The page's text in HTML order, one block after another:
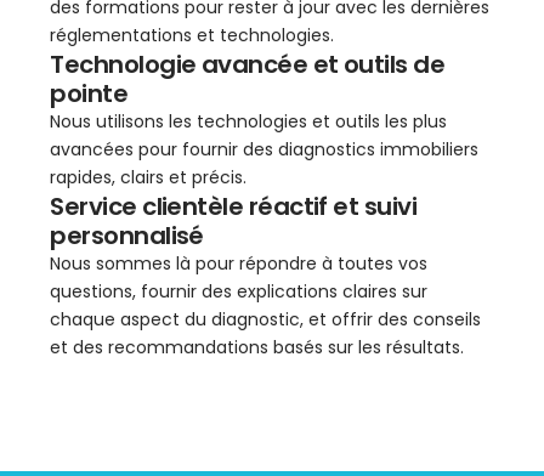
des formations pour rester à jour avec les dernières
réglementations et technologies.
Technologie avancée et outils de
pointe
Nous utilisons les technologies et outils les plus
avancées pour fournir des diagnostics immobiliers
rapides, clairs et précis.
Service clientèle réactif et suivi
personnalisé
Nous sommes là pour répondre à toutes vos
questions, fournir des explications claires sur
chaque aspect du diagnostic, et offrir des conseils
et des recommandations basés sur les résultats.